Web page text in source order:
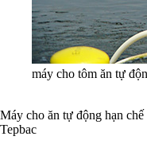
máy cho tôm ăn tự
Máy cho ăn tự động hạn
Tepbac